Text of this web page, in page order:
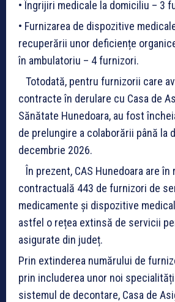
• Îngrijiri medicale la domiciliu – 3
• Furnizarea de dispozitive
recuperării unor deficiențe
în ambulatoriu – 4 furnizori.
Totodată, pentru furnizorii care
contracte în derulare cu Casa de
Sănătate Hunedoara, au fost
de prelungire a colaborării până la
decembrie 2026.
În prezent, CAS Hunedoara are în
contractuală 443 de furnizori de
medicamente și dispozitive
astfel o rețea extinsă de servicii
asigurate din județ.
Prin extinderea numărului de
prin includerea unor noi
sistemul de decontare, Casa de